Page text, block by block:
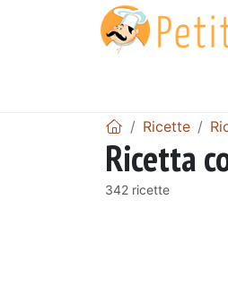
Ricette
Ricetta
342 ricette